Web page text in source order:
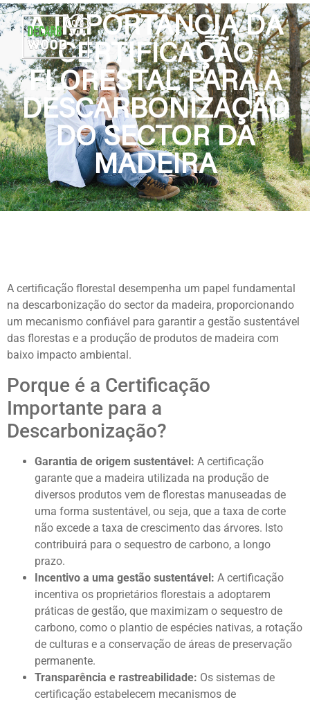
A IMPORTÂNCIA DA
CERTIFICAÇÃO
FLORESTAL PARA A
DESCARBONIZAÇÃO
DO SECTOR DA
MADEIRA
A certificação florestal desempenha um papel fundamental
na descarbonização do sector da madeira, proporcionando
um mecanismo confiável para garantir a gestão sustentável
das florestas e a produção de produtos de madeira com
baixo impacto ambiental.
Porque é a Certificação
Importante para a
Descarbonização?
Garantia de origem sustentável: A certificação
garante que a madeira utilizada na produção de
diversos produtos vem de florestas manuseadas de
uma forma sustentável, ou seja, que a taxa de corte
não excede a taxa de crescimento das árvores. Isto
contribuirá para o sequestro de carbono, a longo
prazo.
Incentivo a uma gestão sustentável: A certificação
incentiva os proprietários florestais a adoptarem
práticas de gestão, que maximizam o sequestro de
carbono, como o plantio de espécies nativas, a rotação
de culturas e a conservação de áreas de preservação
permanente.
Transparência e rastreabilidade: Os sistemas de
certificação estabelecem mecanismos de